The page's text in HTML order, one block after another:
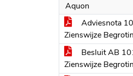
Aquon
Adviesnota
Zienswijze
Besluit AB
Zienswijze